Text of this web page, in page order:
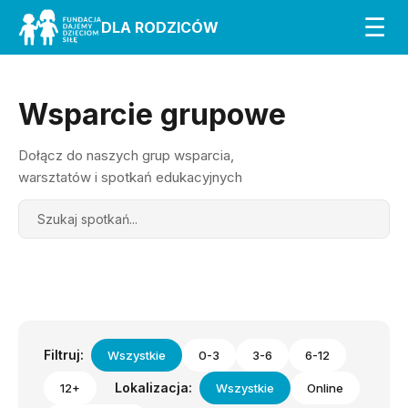
DLA RODZICÓW ☰
Wsparcie grupowe
Dołącz do naszych grup wsparcia,
warsztatów i spotkań edukacyjnych
Search
Filtruj: Wszystkie 0-3 3-6 6-12
12+ Lokalizacja: Wszystkie Online